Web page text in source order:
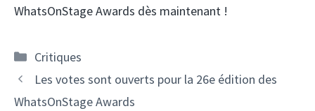
WhatsOnStage Awards dès maintenant !
Catégories
Critiques
Les votes sont ouverts pour la 26e édition des
WhatsOnStage Awards